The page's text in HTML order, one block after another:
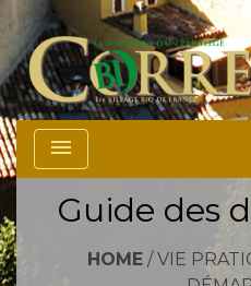
menu
Guide des
HOME/ VIE